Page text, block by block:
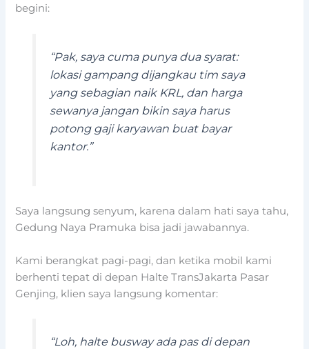
begini:
“Pak, saya cuma punya dua syarat:
lokasi gampang dijangkau tim saya
yang sebagian naik KRL, dan harga
sewanya jangan bikin saya harus
potong gaji karyawan buat bayar
kantor.”
Saya langsung senyum, karena dalam hati saya tahu,
Gedung Naya Pramuka bisa jadi jawabannya.
Kami berangkat pagi-pagi, dan ketika mobil kami
berhenti tepat di depan Halte TransJakarta Pasar
Genjing, klien saya langsung komentar:
“Loh, halte busway ada pas di depan